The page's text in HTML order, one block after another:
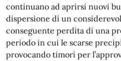
continuano ad aprirsi nuovi
dispersione di un
conseguente perdita di una
periodo in cui le scarse
provocando timori per